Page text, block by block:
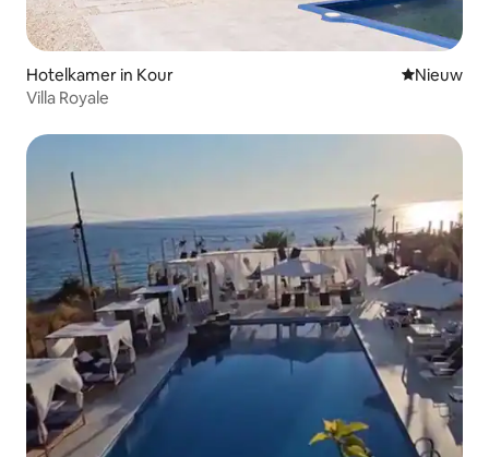
Hotelkamer in Kour Nieuwe
Nieuw
Villa Royale